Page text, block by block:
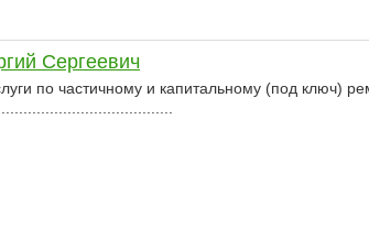
Сергеевич
по частичному и капитальному (под ключ)